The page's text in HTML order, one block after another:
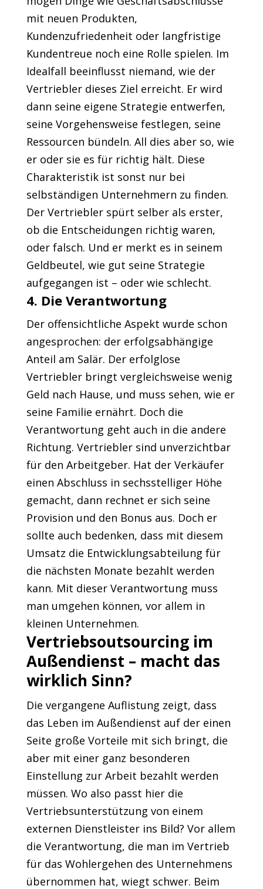
mit neuen Produkten,
Kundenzufriedenheit oder langfristige
Kundentreue noch eine Rolle spielen. Im
Idealfall beeinflusst niemand, wie der
Vertriebler dieses Ziel erreicht. Er wird
dann seine eigene Strategie entwerfen,
seine Vorgehensweise festlegen, seine
Ressourcen bündeln. All dies aber so, wie
er oder sie es für richtig hält. Diese
Charakteristik ist sonst nur bei
selbständigen Unternehmern zu finden.
Der Vertriebler spürt selber als erster,
ob die Entscheidungen richtig waren,
oder falsch. Und er merkt es in seinem
Geldbeutel, wie gut seine Strategie
aufgegangen ist – oder wie schlecht.
4. Die Verantwortung
Der offensichtliche Aspekt wurde schon
angesprochen: der erfolgsabhängige
Anteil am Salär. Der erfolglose
Vertriebler bringt vergleichsweise wenig
Geld nach Hause, und muss sehen, wie er
seine Familie ernährt. Doch die
Verantwortung geht auch in die andere
Richtung. Vertriebler sind unverzichtbar
für den Arbeitgeber. Hat der Verkäufer
einen Abschluss in sechsstelliger Höhe
gemacht, dann rechnet er sich seine
Provision und den Bonus aus. Doch er
sollte auch bedenken, dass mit diesem
Umsatz die Entwicklungsabteilung für
die nächsten Monate bezahlt werden
kann. Mit dieser Verantwortung muss
man umgehen können, vor allem in
kleinen Unternehmen.
Vertriebsoutsourcing im
Außendienst – macht das
wirklich Sinn?
Die vergangene Auflistung zeigt, dass
das Leben im Außendienst auf der einen
Seite große Vorteile mit sich bringt, die
aber mit einer ganz besonderen
Einstellung zur Arbeit bezahlt werden
müssen. Wo also passt hier die
Vertriebsunterstützung von einem
externen Dienstleister ins Bild? Vor allem
die Verantwortung, die man im Vertrieb
für das Wohlergehen des Unternehmens
übernommen hat, wiegt schwer. Beim